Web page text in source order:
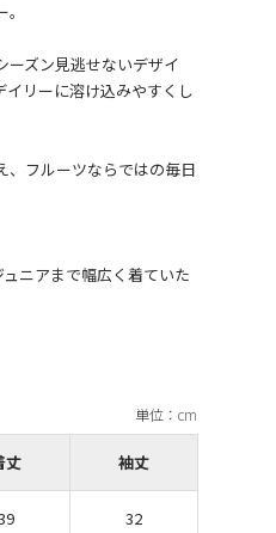
ーズン見逃せないデザイ
リーに溶け込みやすくし
、フルーツならではの毎日
ニアまで幅広く着ていた
丈 袖丈
32